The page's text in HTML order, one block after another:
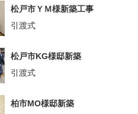
松戸市ＹＭ様新築工事
引渡式
松戸市KG様邸新築
引渡式
柏市MO様邸新築